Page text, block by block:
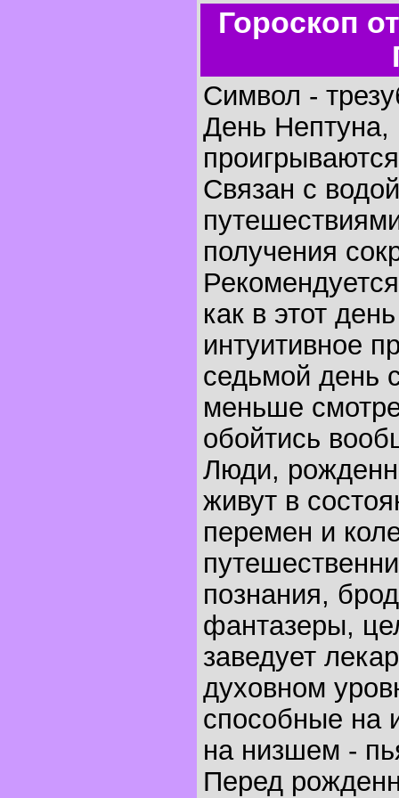
Гороскоп
Символ -
День Нептуна,
Связан с
получения
как в этот
интуитивное
седьмой день
меньше
обойтись
Люди,
живут в
перемен и
познания,
фантазеры,
заведует
духовном
способные на
на низшем -
Перед